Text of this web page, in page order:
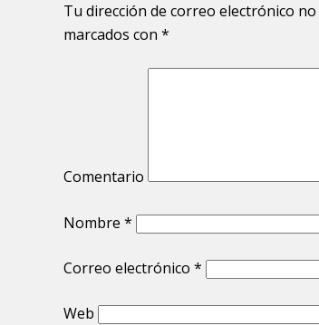
Tu dirección de correo electrónico
marcados con *
Comentario
Nombre *
Correo electrónico *
Web